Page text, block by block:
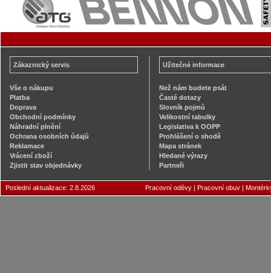
Zákaznický servis
Vše o nákupu
Platba
Doprava
Obchodní podmínky
Náhradní plnění
Ochrana osobních údajů
Reklamace
Vrácení zboží
Zjistit stav objednávky
Užitečné informace
Než nám budete psát
Časté dotazy
Slovník pojmů
Velikostní tabulky
Legislativa k OOPP
Prohlášení o shodě
Mapa stránek
Hledané výrazy
Partneři
Poslední aktualizace: 2.8.2026 Pracovní oděvy | Pracovní obuv |